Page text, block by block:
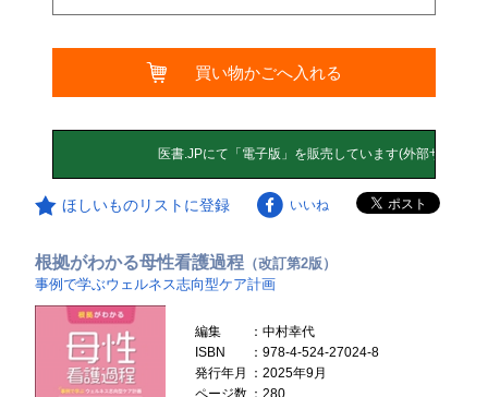
買い物かごへ入れる
ほしいものリストに登録 いいね
根拠がわかる母性看護過程 （改訂第2版）
事例で学ぶウェルネス志向型ケア計画
編集
：中村幸代
ISBN
：978-4-524-27024-8
発行年月
：2025年9月
ページ数 ：280